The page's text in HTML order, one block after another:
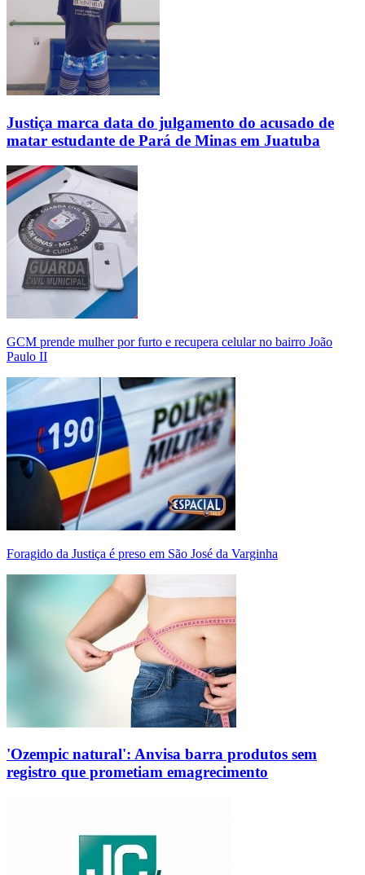
Justiça marca data do julgamento do acusado de
matar estudante de Pará de Minas em Juatuba
GCM prende mulher por furto e recupera celular no bairro João
Paulo II
Foragido da Justiça é preso em São José da Varginha
'Ozempic natural': Anvisa barra produtos sem
registro que prometiam emagrecimento